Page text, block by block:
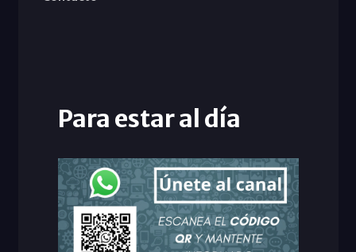
Para estar al día